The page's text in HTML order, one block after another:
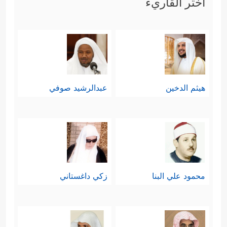
رابعًا: ثم يُذكِّرُ القرآن المشركين بما
كما هو شأن أهل الكتاب من يهود
ونصارى
﴿وَإِن كَانُواْ لَیَقُولُونَ﴿١٦٧﴾
ذِكۡرࣰا مِّنَ ٱلۡأَوَّلِینَ
لَكُنَّا عِبَادَ ٱللَّهِ ٱلۡمُخۡلَصِینَ
﴿١٦٩﴾
فَكَفَرُواْ بِهِۦۖ فَسَوۡفَ یَعۡلَمُونَ﴾
التذكير يُقصد به: بيان أنّهم إنَّما يُعادُون
القرآن بعد أن أنزَلَه الله عليهم؛ لحسدٍ
من أجل الْتِباسٍ في الرؤية، أو خطأٍ في
هيثم الدخين عبدالرشيد صوفي
محمود علي البنا زكي داغستاني